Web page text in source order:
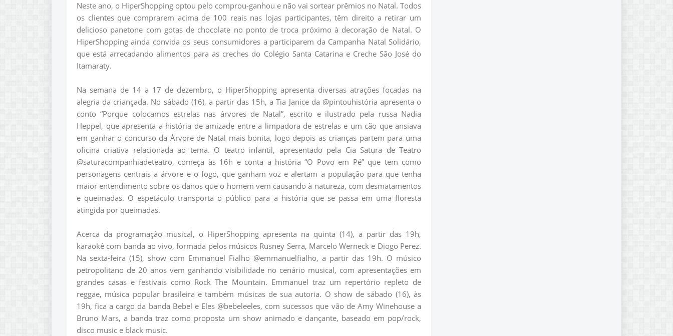
Neste ano, o HiperShopping optou pelo comprou-ganhou e não vai sortear prêmios no Natal. Todos
os clientes que comprarem acima de 100 reais nas lojas participantes, têm direito a retirar um
delicioso panetone com gotas de chocolate no ponto de troca próximo à decoração de Natal. O
HiperShopping ainda convida os seus consumidores a participarem da Campanha Natal Solidário,
que está arrecadando alimentos para as creches do Colégio Santa Catarina e Creche São José do
Itamaraty.
Na semana de 14 a 17 de dezembro, o HiperShopping apresenta diversas atrações focadas na
alegria da criançada. No sábado (16), a partir das 15h, a Tia Janice da @pintouhistória apresenta o
conto “Porque colocamos estrelas nas árvores de Natal”, escrito e ilustrado pela russa Nadia
Heppel, que apresenta a história de amizade entre a limpadora de estrelas e um cão que ansiava
em ganhar o concurso da Árvore de Natal mais bonita, logo depois as crianças partem para uma
oficina criativa relacionada ao tema. O teatro infantil, apresentado pela Cia Satura de Teatro
@saturacompanhiadeteatro, começa às 16h e conta a história “O Povo em Pé” que tem como
personagens centrais a árvore e o fogo, que ganham voz e alertam a população para que tenha
maior entendimento sobre os danos que o homem vem causando à natureza, com desmatamentos
e queimadas. O espetáculo transporta o público para a história que se passa em uma floresta
atingida por queimadas.
Acerca da programação musical, o HiperShopping apresenta na quinta (14), a partir das 19h,
karaokê com banda ao vivo, formada pelos músicos Rusney Serra, Marcelo Werneck e Diogo Perez.
Na sexta-feira (15), show com Emmanuel Fialho @emmanuelfialho, a partir das 19h. O músico
petropolitano de 20 anos vem ganhando visibilidade no cenário musical, com apresentações em
grandes casas e festivais como Rock The Mountain. Emmanuel traz um repertório repleto de
reggae, música popular brasileira e também músicas de sua autoria. O show de sábado (16), às
19h, fica a cargo da banda Bebel e Eles @bebeleeles, com sucessos que vão de Amy Winehouse a
Bruno Mars, a banda traz como proposta um show animado e dançante, baseado em pop/rock,
disco music e black music.